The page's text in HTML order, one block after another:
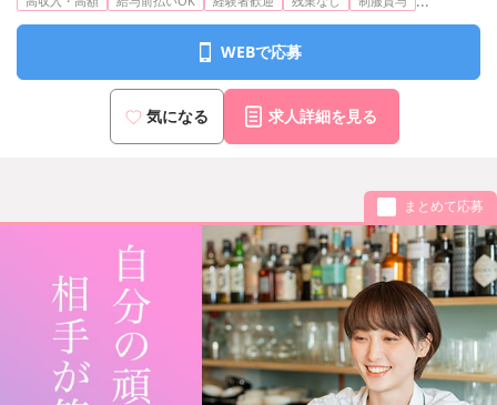
WEBで応募
気になる 求人詳細を見る
まとめて応募